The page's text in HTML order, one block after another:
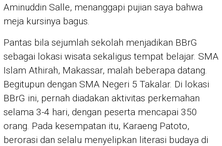
Aminuddin Salle, menanggapi pujian saya bahwa
meja kursinya bagus.
Pantas bila sejumlah sekolah menjadikan BBrG
sebagai lokasi wisata sekaligus tempat belajar. SMA
Islam Athirah, Makassar, malah beberapa datang.
Begitupun dengan SMA Negeri 5 Takalar. Di lokasi
BBrG ini, pernah diadakan aktivitas perkemahan
selama 3-4 hari, dengan peserta mencapai 350
orang. Pada kesempatan itu, Karaeng Patoto,
berorasi dan selalu menyelipkan literasi budaya di